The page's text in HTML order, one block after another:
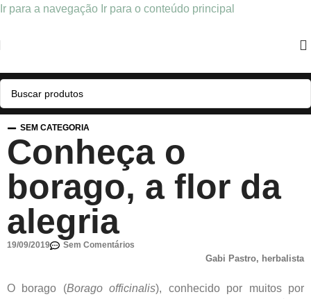
Ir para a navegação Ir para o conteúdo principal
SEM CATEGORIA
Conheça o
borago, a flor da
alegria
19/09/2019 Sem Comentários
Gabi Pastro, herbalista
O borago (Borago officinalis), conhecido por muitos por